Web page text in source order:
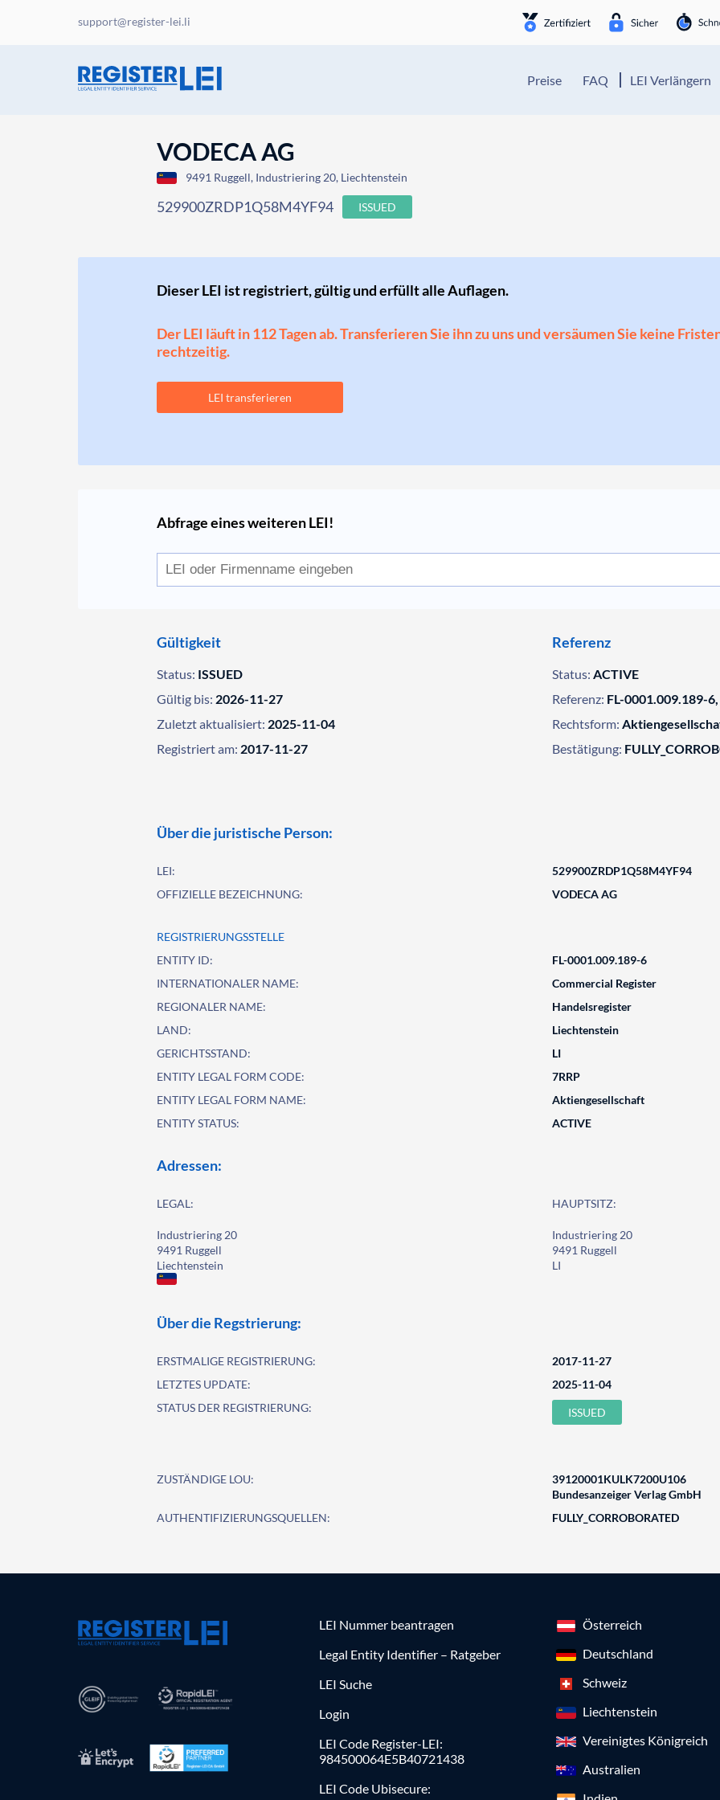
support@register-lei.li
Preise FAQ LEI Verlängern
VODECA AG
9491 Ruggell, Industriering 20, Liechtenstein
529900ZRDP1Q58M4YF94 ISSUED
Dieser LEI ist registriert, gültig und erfüllt alle Auflagen.
Der LEI läuft in 112 Tagen ab. Transferieren Sie ihn zu uns und versäumen Sie keine
rechtzeitig.
LEI transferieren
Abfrage eines weiteren LEI!
Gültigkeit
Status: ISSUED
Gültig bis: 2026-11-27
Zuletzt aktualisiert: 2025-11-04
Registriert am: 2017-11-27
Referenz
Status: ACTIVE
Referenz: FL-0001.009.189-
Rechtsform:
Bestätigung:
Über die juristische Person:
LEI:
529900ZRDP1Q58M4YF94
OFFIZIELLE BEZEICHNUNG:
VODECA AG
REGISTRIERUNGSSTELLE
ENTITY ID:
FL-0001.009.189-6
INTERNATIONALER NAME:
Commercial Register
REGIONALER NAME:
Handelsregister
LAND:
Liechtenstein
GERICHTSSTAND:
LI
ENTITY LEGAL FORM CODE:
7RRP
ENTITY LEGAL FORM NAME:
Aktiengesellschaft
ENTITY STATUS:
ACTIVE
Adressen:
LEGAL:
Industriering 20
9491 Ruggell
Liechtenstein
HAUPTSITZ:
Industriering 20
9491 Ruggell
LI
Über die Regstrierung:
ERSTMALIGE REGISTRIERUNG:
2017-11-27
LETZTES UPDATE:
2025-11-04
STATUS DER REGISTRIERUNG:
ISSUED
ZUSTÄNDIGE LOU:
39120001KULK7200U106
Bundesanzeiger Verlag GmbH
AUTHENTIFIZIERUNGSQUELLEN:
FULLY_CORROBORATED
LEI Nummer beantragen
Legal Entity Identifier – Ratgeber
LEI Suche
Login
LEI Code Register-LEI:
984500064E5B40721438
LEI Code Ubisecure:
Österreich
Deutschland
Schweiz
Liechtenstein
Vereinigtes Königreich
Australien